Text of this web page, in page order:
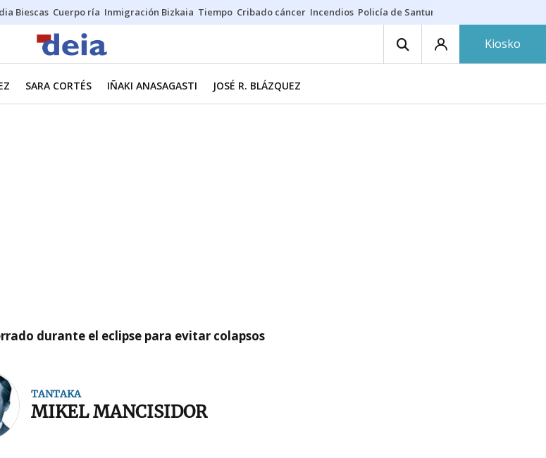
Biescas Cuerpo ría Inmigración Bizkaia Tiempo Cribado cáncer Incendios Policía de Santurtzi
Kiosko
SARA CORTÉS IÑAKI ANASAGASTI JOSÉ R. BLÁZQUEZ
durante el eclipse para evitar colapsos
TANTAKA
MIKEL MANCISIDOR